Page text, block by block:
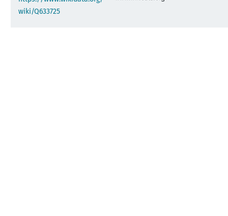
wiki/Q633725